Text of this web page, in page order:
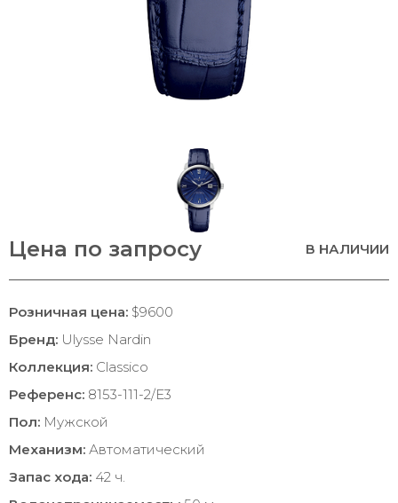
Цена по запросу В НАЛИЧИИ
Розничная цена: $9600
Бренд: Ulysse Nardin
Коллекция: Classico
Референс: 8153-111-2/E3
Пол: Мужской
Механизм: Автоматический
Запас хода: 42 ч.